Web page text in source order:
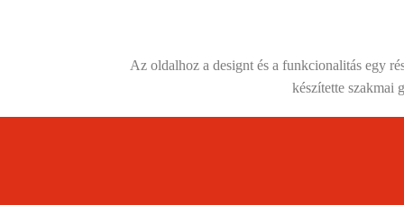
Az oldalhoz a designt és a funkcionalitás egy
készítette szakmai